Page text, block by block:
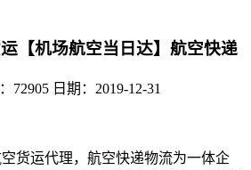
【机场航空当日达】航空快递
72905 日期：2019-12-31
货运代理，航空快递物流为一体企